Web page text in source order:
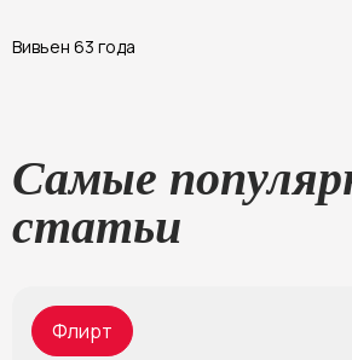
Вивьен 63 года
Самые
статьи
Флирт